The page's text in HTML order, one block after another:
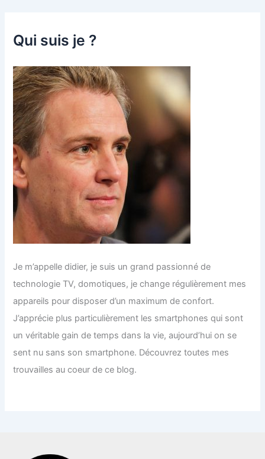
Qui suis je ?
Je m’appelle didier, je suis un grand passionné de
technologie TV, domotiques, je change régulièrement mes
appareils pour disposer d’un maximum de confort.
J’apprécie plus particulièrement les smartphones qui sont
un véritable gain de temps dans la vie, aujourd’hui on se
sent nu sans son smartphone. Découvrez toutes mes
trouvailles au coeur de ce blog.